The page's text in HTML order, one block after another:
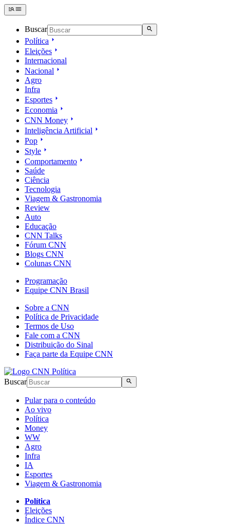
Buscar
Política
Eleições
Internacional
Nacional
Agro
Infra
Esportes
Economia
CNN Money
Inteligência Artificial
Pop
Style
Comportamento
Saúde
Ciência
Tecnologia
Viagem & Gastronomia
Review
Auto
Educação
CNN Talks
Fórum CNN
Blogs CNN
Colunas CNN
Programação
Equipe CNN Brasil
Sobre a CNN
Política de Privacidade
Termos de Uso
Fale com a CNN
Distribuição do Sinal
Faça parte da Equipe CNN
Buscar
Pular para o conteúdo
Ao vivo
Política
Money
WW
Agro
Infra
IA
Esportes
Viagem & Gastronomia
Política
Eleições
Índice CNN